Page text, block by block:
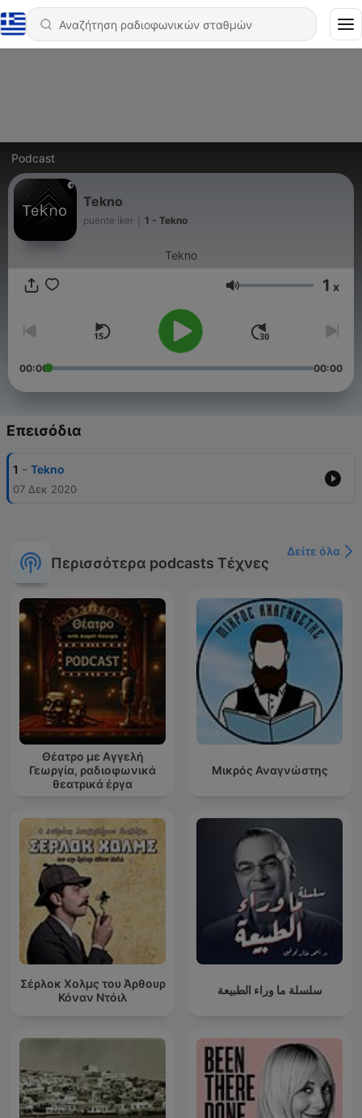
Podcast
Tekno
puente iker 1 - Tekno
Tekno
Ένταση 1 x
00:00 00:00
Επεισόδια
1 - Tekno
07 Δεκ 2020
Περισσότερα podcasts Τέχνες
Δείτε όλα
Θέατρο με Αγγελή
Γεωργία, ραδιοφωνικά
θεατρικά έργα
Μικρός Αναγνώστης
Σέρλοκ Χολμς του Άρθουρ
Κόναν Ντόιλ
سلسلة ما وراء الطبيعة